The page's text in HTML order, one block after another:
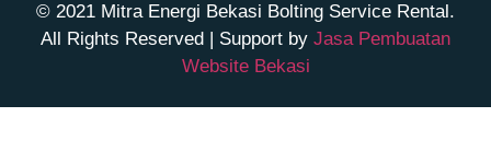
© 2021 Mitra Energi Bekasi Bolting Service Rental .
All Rights Reserved | Support by Jasa Pembuatan
Website Bekasi